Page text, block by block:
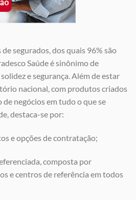
segurados, dos quais 96% são
Saúde é sinônimo de
e segurança. Além de estar
nacional, com produtos criados
negócios em tudo o que se
destaca-se por:
e opções de contratação;
composta por
e centros de referência em todos